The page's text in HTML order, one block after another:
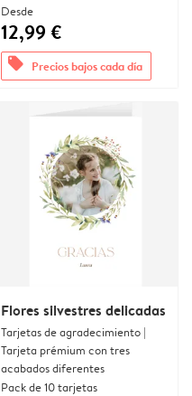
Desde
12,99 €
offers Precios bajos cada día
Flores silvestres delicadas
Tarjetas de agradecimiento |
Tarjeta prémium con tres
acabados diferentes
Pack de 10 tarjetas